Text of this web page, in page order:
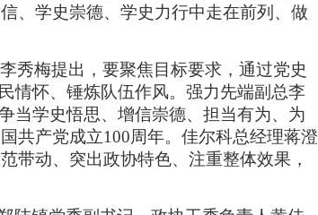
、学史崇德、学史力行中走在前列、做
秀梅提出，要聚焦目标要求，通过党史
情怀、锤炼队伍作风。 强力先端副总李
当学史悟思、增信崇德、担当有为、为
共产党成立100周年。 佳尔科总经理蒋澄
带动、突出政协特色、注重整体效果，